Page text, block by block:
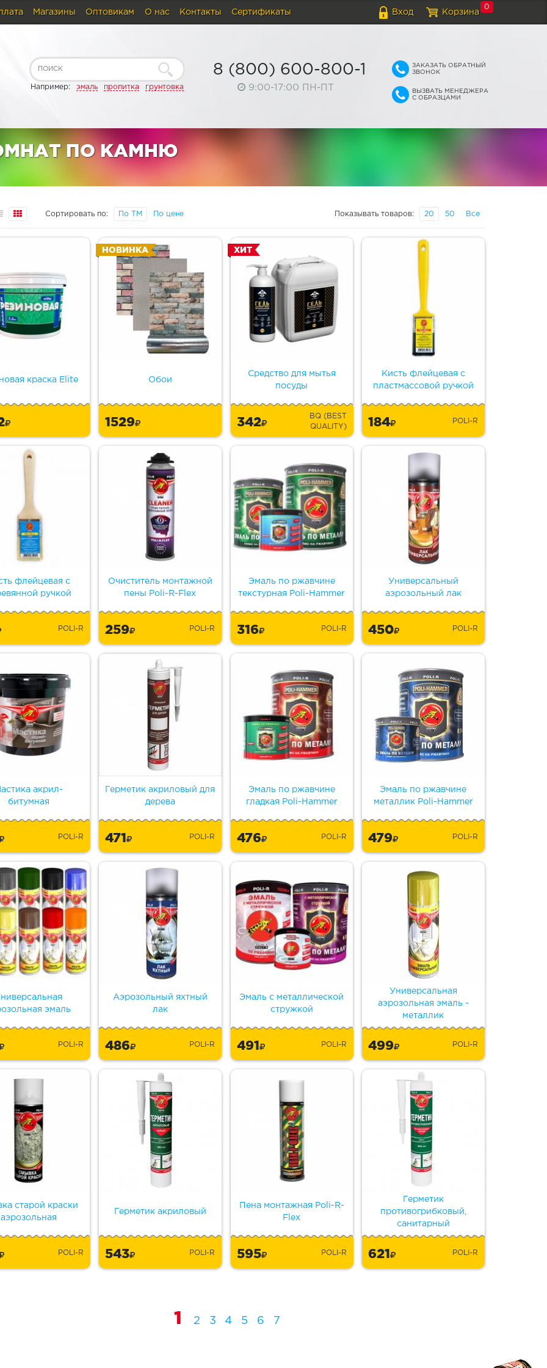
Вход Корзина
0
Магазины Оптовикам О нас Контакты Сертификаты
Например: эмаль пропитка грунтовка
8 (800) 600-800-1
9:00-17:00 ПН-ПТ
ЗАКАЗАТЬ ОБРАТНЫЙ
ЗВОНОК
ВЫЗВАТЬ МЕНЕДЖЕРА
С ОБРАЗЦАМИ
ПО КАМНЮ
Сортировать по: По ТМ По цене Показывать товаров: 20 50 Все
краска Elite Обои
НОВИНКА
1529
Средство для мытья
посуды
ХИТ
342
BQ (BEST
QUALITY)
Кисть флейцевая с
пластмассовой ручкой
184 POLI-R
флейцевая с
ручкой
POLI-R
Очиститель монтажной
пены Poli-R-Flex
259 POLI-R
Эмаль по ржавчине
текстурная Poli-Hammer
316 POLI-R
Универсальный
аэрозольный лак
450 POLI-R
акрил-
битумная
POLI-R
Герметик акриловый для
дерева
471 POLI-R
Эмаль по ржавчине
гладкая Poli-Hammer
476 POLI-R
Эмаль по ржавчине
металлик Poli-Hammer
479 POLI-R
эмаль
POLI-R
Аэрозольный яхтный
лак
486 POLI-R
Эмаль с металлической
стружкой
491 POLI-R
Универсальная
аэрозольная эмаль -
металлик
499 POLI-R
старой краски
аэрозольная
POLI-R
Герметик акриловый
543 POLI-R
Пена монтажная Poli-R-
Flex
595 POLI-R
Герметик
противогрибковый,
санитарный
621 POLI-R
1 2 3 4 5 6 7